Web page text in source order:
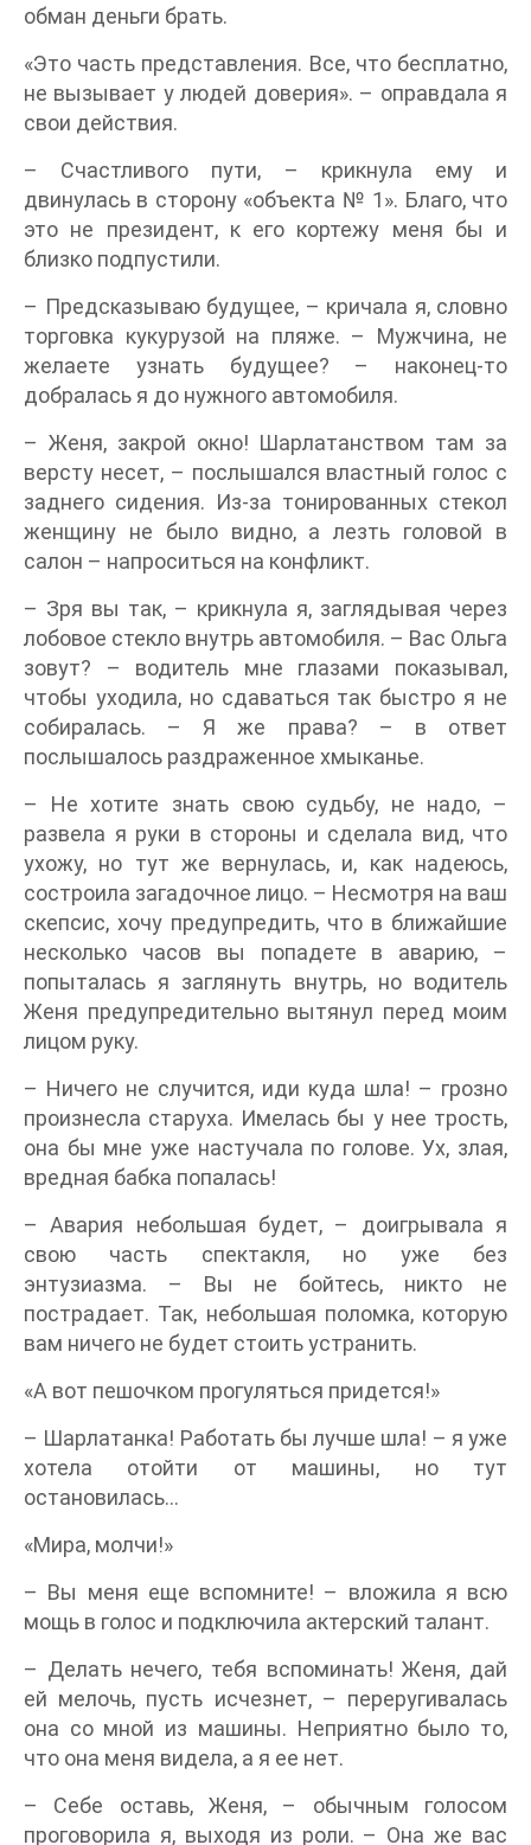
обман деньги брать.
«Это часть представления. Все, что бесплатно,
не вызывает у людей доверия». – оправдала я
свои действия.
– Счастливого пути, – крикнула ему и
двинулась в сторону «объекта № 1». Благо, что
это не президент, к его кортежу меня бы и
близко подпустили.
– Предсказываю будущее, – кричала я, словно
торговка кукурузой на пляже. – Мужчина, не
желаете узнать будущее? – наконец-то
добралась я до нужного автомобиля.
– Женя, закрой окно! Шарлатанством там за
версту несет, – послышался властный голос с
заднего сидения. Из-за тонированных стекол
женщину не было видно, а лезть головой в
салон – напроситься на конфликт.
– Зря вы так, – крикнула я, заглядывая через
лобовое стекло внутрь автомобиля. – Вас Ольга
зовут? – водитель мне глазами показывал,
чтобы уходила, но сдаваться так быстро я не
собиралась. – Я же права? – в ответ
послышалось раздраженное хмыканье.
– Не хотите знать свою судьбу, не надо, –
развела я руки в стороны и сделала вид, что
ухожу, но тут же вернулась, и, как надеюсь,
состроила загадочное лицо. – Несмотря на ваш
скепсис, хочу предупредить, что в ближайшие
несколько часов вы попадете в аварию, –
попыталась я заглянуть внутрь, но водитель
Женя предупредительно вытянул перед моим
лицом руку.
– Ничего не случится, иди куда шла! – грозно
произнесла старуха. Имелась бы у нее трость,
она бы мне уже настучала по голове. Ух, злая,
вредная бабка попалась!
– Авария небольшая будет, – доигрывала я
свою часть спектакля, но уже без
энтузиазма. – Вы не бойтесь, никто не
пострадает. Так, небольшая поломка, которую
вам ничего не будет стоить устранить.
«А вот пешочком прогуляться придется!»
– Шарлатанка! Работать бы лучше шла! – я уже
хотела отойти от машины, но тут
остановилась…
«Мира, молчи!»
– Вы меня еще вспомните! – вложила я всю
мощь в голос и подключила актерский талант.
– Делать нечего, тебя вспоминать! Женя, дай
ей мелочь, пусть исчезнет, – переругивалась
она со мной из машины. Неприятно было то,
что она меня видела, а я ее нет.
– Себе оставь, Женя, – обычным голосом
проговорила я, выходя из роли. – Она же вас